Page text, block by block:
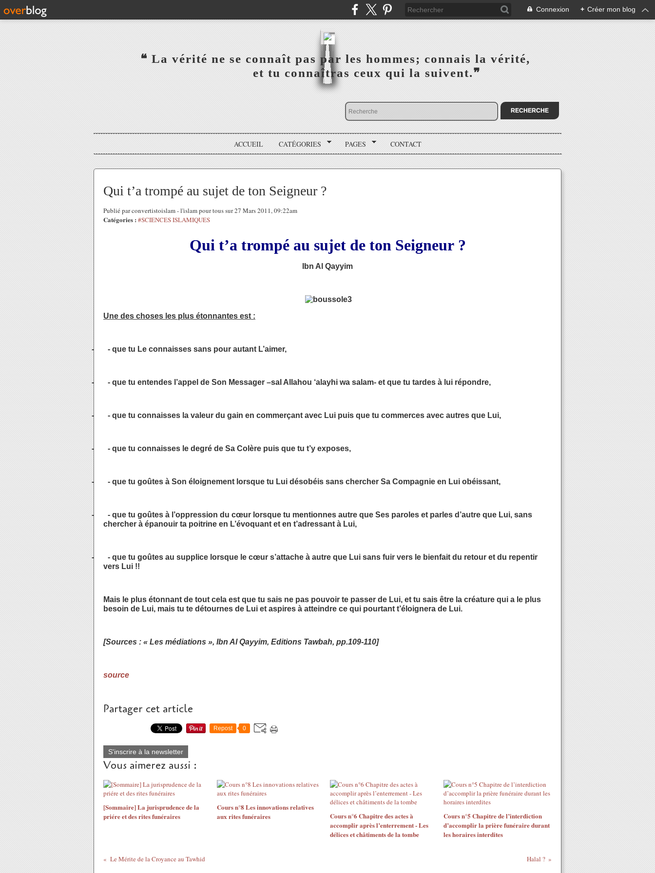
Connexion + Créer mon blog
‎ ‎ ‎ ‎ ‎ ‎ ‎ ‎ ‎ ‎ ‎ ‎ ‎❝ La vérité ne se connaît pas par les hommes; connais la vérité,‎ ‎ ‎ ‎ ‎ ‎ ‎ ‎ ‎
‎ ‎ ‎ ‎ ‎ ‎ ‎ ‎ ‎ ‎ ‎ ‎ ‎ ‎ ‎ ‎ ‎ ‎ ‎ ‎ et tu connaîtras ceux qui la suivent.❞
ACCUEIL CATÉGORIES PAGES CONTACT
Qui t’a trompé au sujet de ton Seigneur ?
Publié par convertistoislam - l'islam pour tous sur 27 Mars 2011, 09:22am
Catégories : #SCIENCES ISLAMIQUES
Qui t’a trompé au sujet de ton Seigneur ?
Ibn Al Qayyim
Une des choses les plus étonnantes est :
- - que tu Le connaisses sans pour autant L’aimer,
- - que tu entendes l’appel de Son Messager –sal Allahou ‘alayhi wa salam- et que tu tardes à lui répondre,
- - que tu connaisses la valeur du gain en commerçant avec Lui puis que tu commerces avec autres que Lui,
- - que tu connaisses le degré de Sa Colère puis que tu t’y exposes,
- - que tu goûtes à Son éloignement lorsque tu Lui désobéis sans chercher Sa Compagnie en Lui obéissant,
-
- que tu goûtes à l’oppression du cœur lorsque tu mentionnes autre que Ses paroles et parles d’autre que Lui, sans
chercher à épanouir ta poitrine en L’évoquant et en t’adressant à Lui,
-
- que tu goûtes au supplice lorsque le cœur s’attache à autre que Lui sans fuir vers le bienfait du retour et du repentir
vers Lui !!
Mais le plus étonnant de tout cela est que tu sais ne pas pouvoir te passer de Lui, et tu sais être la créature qui a le plus
besoin de Lui, mais tu te détournes de Lui et aspires à atteindre ce qui pourtant t’éloignera de Lui.
[Sources : « Les médiations », Ibn Al Qayyim, Editions Tawbah, pp.109-110]
source
Partager cet article
Repost 0
S'inscrire à la newsletter
Vous aimerez aussi :
[Sommaire] La jurisprudence de la
priére et des rites funéraires
Cours n°8 Les innovations relatives
aux rites funéraires
Cours n°6 Chapitre des actes à
accomplir après l’enterrement - Les
délices et châtiments de la tombe
Cours n°5 Chapitre de l’interdiction
d’accomplir la prière funéraire durant
les horaires interdites
Le Mérite de la Croyance au Tawhid Halal ?